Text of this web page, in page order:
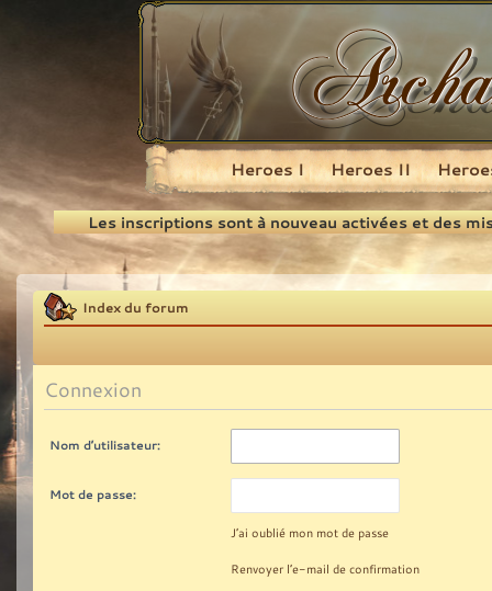
Recherche
Heroes I Heroes II
Les inscriptions sont à nouveau activées et des
Index du forum
Connexion
Nom d’utilisateur:
Mot de passe:
J’ai oublié mon mot de passe
Renvoyer l’e-mail de confirmation